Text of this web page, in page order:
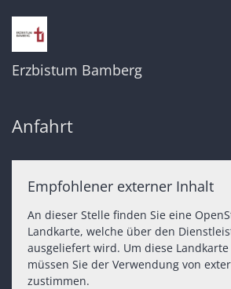
Erzbistum Bamberg
Anfahrt
Empfohlener externer Inhalt
An dieser Stelle finden Sie eine
Landkarte, welche über den
ausgeliefert wird. Um diese
müssen Sie der Verwendung von
zustimmen.